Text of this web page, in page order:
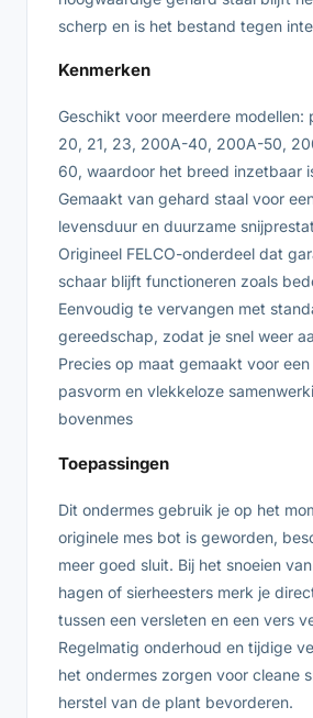
scherp en is het bestand tegen
Kenmerken
Geschikt voor meerdere modellen:
20, 21, 23, 200A-40, 200A-50,
60, waardoor het breed inzetbaar
Gemaakt van gehard staal voor
levensduur en duurzame
Origineel FELCO-onderdeel dat
schaar blijft functioneren zoals
Eenvoudig te vervangen met
gereedschap, zodat je snel weer
Precies op maat gemaakt voor
pasvorm en vlekkeloze
bovenmes
Toepassingen
Dit ondermes gebruik je op het
originele mes bot is geworden,
meer goed sluit. Bij het snoeien
hagen of sierheesters merk je
tussen een versleten en een vers
Regelmatig onderhoud en tijdige
het ondermes zorgen voor cleane
herstel van de plant bevorderen.